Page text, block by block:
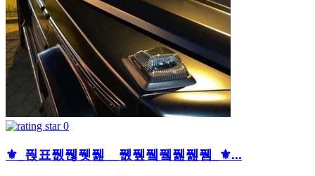
0
⚜️_푅표퓂풶퓃풾__퓂퓊퓈퓈풾풾퓀_⚜...